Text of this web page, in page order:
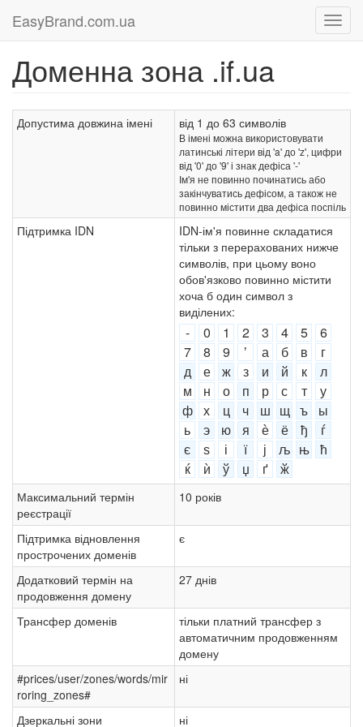
EasyBrand.com.ua
Доменна зона .if.ua
Допустима довжина імені від 1 до 63 символів
В імені можна використовувати
латинські літери від 'a' до 'z', цифри
від '0' до '9' і знак дефіса '-'
Ім'я не повинно починатись або
закінчуватись дефісом, а також не
повинно містити два дефіса поспіль
Підтримка IDN
IDN-ім'я повинне складатися
тільки з перерахованих нижче
символів, при цьому воно
обов'язково повинно містити
хоча б один символ з
виділених:
- 0 1 2 3 4 5
6
7
8 9 ʼ а б в
г
д
е ж з и й к
л
м
н о п р с т
у
ф х ц ч ш щ ъ
ы
ь
э ю я ѐ ё ђ
ѓ
є
ѕ і ї ј љ њ ћ
ќ
ѝ ў џ ґ ӂ
Максимальний термін
реєстрації
10 років
Підтримка відновлення
прострочених доменів
є
Додатковий термін на
продовження домену
27 днів
Трансфер доменів
тільки платний трансфер з
автоматичним продовженням
домену
#prices/user/zones/words/mir
roring_zones#
ні
Дзеркальні зони ні